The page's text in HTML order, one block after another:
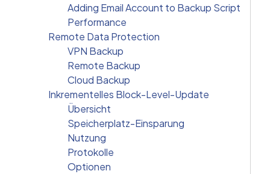
Adding Email Account to Backup Script
Performance
Remote Data Protection
VPN Backup
Remote Backup
Cloud Backup
Inkrementelles Block-Level-Update
Übersicht
Speicherplatz-Einsparung
Nutzung
Protokolle
Optionen